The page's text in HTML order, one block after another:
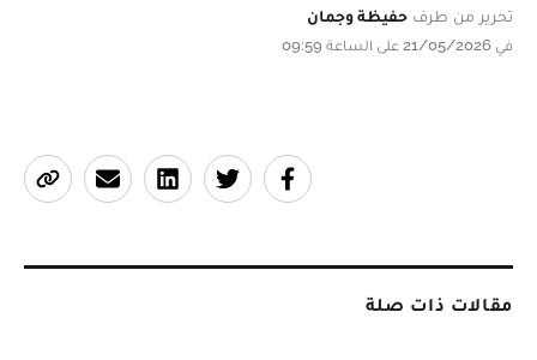
تحرير من طرف حفيظة وجمان
في 21/05/2026 على الساعة 09:59
مقالات ذات صلة